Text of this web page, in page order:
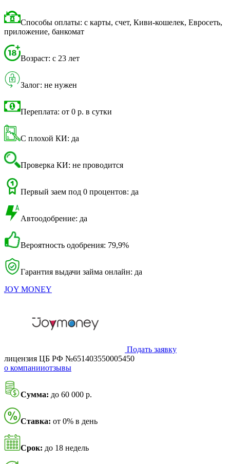
Способы оплаты: с карты, счет, Киви-кошелек, Евросеть,
приложение, банкомат
Возраст: с 23 лет
Залог: не нужен
Переплата: от 0 р. в сутки
С плохой КИ: да
Проверка КИ: не проводится
Первый заем под 0 процентов: да
Автоодобрение: да
Вероятность одобрения: 79,9%
Гарантия выдачи займа онлайн: да
JOY MONEY
Подать заявку
лицензия ЦБ РФ №651403550005450
о компанииотзывы
Сумма: до 60 000 р.
Ставка: от 0% в день
Срок: до 18 недель